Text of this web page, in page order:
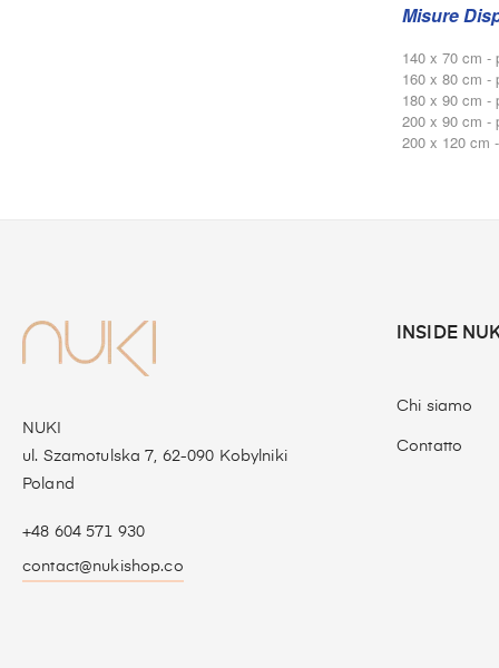
Misure
140 x 70 cm -
160 x 80 cm -
180 x 90 cm -
200 x 90 cm -
200 x 120 cm
NUKI
ul. Szamotulska 7, 62-090 Kobylniki
Poland
+48 604 571 930
contact@nukishop.co
INSIDE
Chi siamo
Contatto